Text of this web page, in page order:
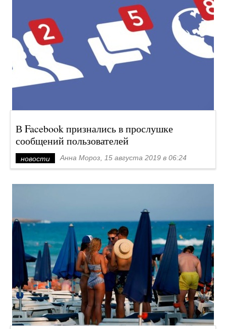
В Facebook признались в прослушке
сообщений пользователей
новости Анна Мороз, 15 августа 2019 в 06:24